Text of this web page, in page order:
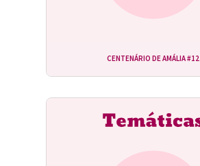
CENTENÁRIO DE AMÁLIA #12